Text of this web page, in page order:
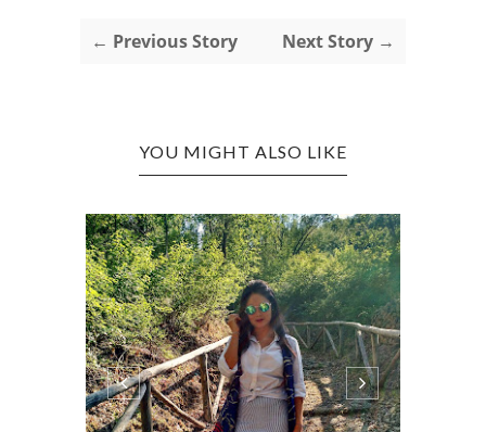
← Previous Story Next Story →
YOU MIGHT ALSO LIKE